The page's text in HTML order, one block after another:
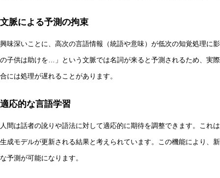
文脈による予測の拘束
興味深いことに、高次の言語情報（統語や意味）が低次の知覚処理に
の子供は助けを…」という文脈では名詞が来ると予測されるため、実
合には処理が遅れることがあります。
適応的な言語学習
人間は話者の訛りや語法に対して適応的に期待を調整できます。これ
生成モデルが更新される結果と考えられています。この機能により、
な予測が可能になります。